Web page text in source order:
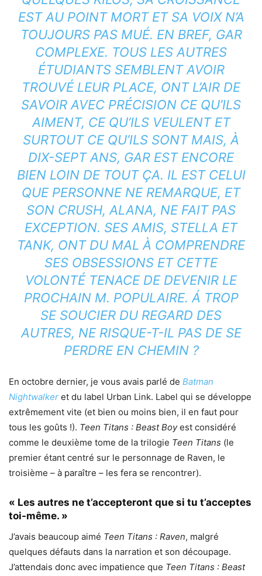
EST AU POINT MORT ET SA VOIX N’A
TOUJOURS PAS MUÉ. EN BREF, GAR
COMPLEXE. TOUS LES AUTRES
ÉTUDIANTS SEMBLENT AVOIR
TROUVÉ LEUR PLACE, ONT L’AIR DE
SAVOIR AVEC PRÉCISION CE QU’ILS
AIMENT, CE QU’ILS VEULENT ET
SURTOUT CE QU’ILS SONT MAIS, À
DIX-SEPT ANS, GAR EST ENCORE
BIEN LOIN DE TOUT ÇA. IL EST CELUI
QUE PERSONNE NE REMARQUE, ET
SON CRUSH, ALANA, NE FAIT PAS
EXCEPTION. SES AMIS, STELLA ET
TANK, ONT DU MAL À COMPRENDRE
SES OBSESSIONS ET CETTE
VOLONTÉ TENACE DE DEVENIR LE
PROCHAIN M. POPULAIRE. Á TROP
SE SOUCIER DU REGARD DES
AUTRES, NE RISQUE-T-IL PAS DE SE
PERDRE EN CHEMIN ?
En octobre dernier, je vous avais parlé de Batman
Nightwalker et du label Urban Link. Label qui se développe
extrêmement vite (et bien ou moins bien, il en faut pour
tous les goûts !). Teen Titans : Beast Boyest considéré
comme le deuxième tome de la trilogie Teen Titans (le
premier étant centré sur le personnage de Raven, le
troisième – à paraître – les fera se rencontrer).
« Les autres ne t’accepteront que si tu t’acceptes
toi-même. »
J’avais beaucoup aimé Teen Titans : Raven, malgré
quelques défauts dans la narration et son découpage.
J’attendais donc avec impatience que Teen Titans : Beast